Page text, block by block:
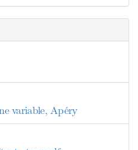
variable, Apéry